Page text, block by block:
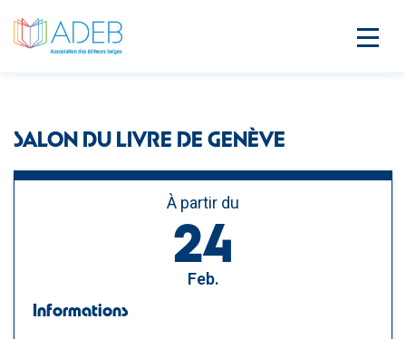
SALON DU LIVRE DE GENÈVE
À partir du
24
Feb.
Informations